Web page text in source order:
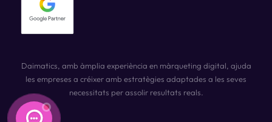
Daimatics, amb àmplia experiència en màrqueting digital, ajuda
les empreses a créixer amb estratègies adaptades a les seves
necessitats per assolir resultats reals.